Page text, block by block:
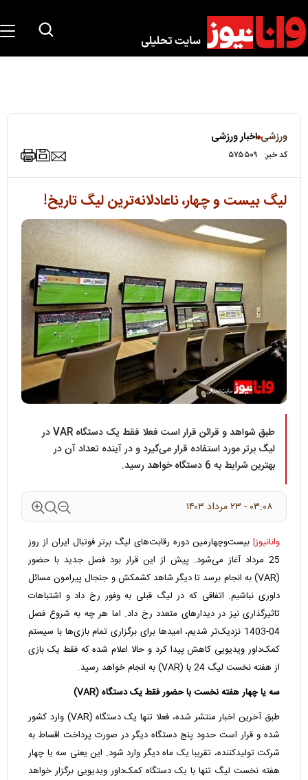
ورزشی اخبار ورزشی
کد خبر: ۵۷۵۵۰۹
لیگ بیست و چهار، ناعادلانه‌ترین لیگ تاریخ!
طبق شواهد و قرائن قرار است فعلا فقط یک دستگاه VAR در
لیگ برتر مورد استفاده قرار می‌گیرد و در آینده تعداد آن در
بهترین شرایط به 6 دستگاه خواهد رسید.
۰۳:۰۸ - ۲۳ مرداد ۱۴۰۳
وانانیوز| بیست‌وچهارمین دوره رقابت‌های لیگ برتر فوتبال ایران از روز
25 مرداد آغاز می‌شود. پیش از این قرار بود فصل جدید با حضور
(VAR) به انجام برسد تا دیگر شاهد کشمکش‌ و جنجال‌ پیرامون مسائل
داوری نباشیم. اتفاقی که در لیگ قبلی به وفور رخ داد و اشتباهات
تاثیرگذاری نیز در دیدارهای متعدد رخ داد. اما هر چه به شروع فصل
04-1403 نزدیک‌تر شدیم، امیدها برای برگزاری تمام بازی‌ها با سیستم
کمک‌داور ویدیویی کاهش پیدا کرد و حالا اعلام شده که فقط یک بازی
از هفته نخست لیگ 24 با (VAR) به انجام خواهد رسید.
سه یا چهار هفته نخست با حضور فقط یک دستگاه (VAR)
طبق آخرین اخبار منتشر شده، فعلا تنها یک دستگاه (VAR) وارد کشور
شده و قرار است حدود پنج دستگاه دیگر در صورت پرداخت اقساط به
شرکت تولیدکننده، تقریبا یک ماه دیگر وارد شود. این یعنی سه یا چهار
هفته نخست لیگ تنها با یک دستگاه کمک‌داور ویدیویی برگزار خواهد